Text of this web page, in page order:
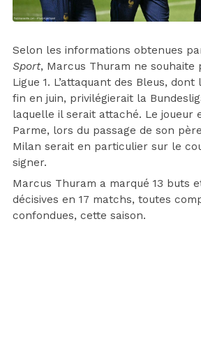
Selon les informations obtenues
Sport, Marcus Thuram ne souhaite
Ligue 1. L’attaquant des Bleus,
fin en juin, privilégierait la
laquelle il serait attaché. Le joueur
Parme, lors du passage de son
Milan serait en particulier sur le
signer.
Marcus Thuram a marqué 13 buts
décisives en 17 matchs, toutes
confondues, cette saison.